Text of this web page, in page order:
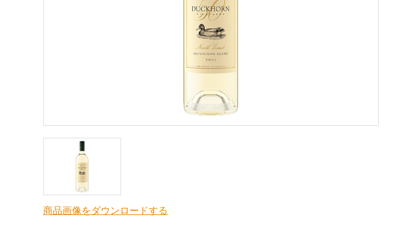
商品画像をダウンロードする